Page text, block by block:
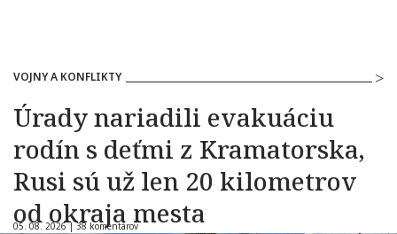
VOJNY A KONFLIKTY
Úrady nariadili evakuáciu
rodín s deťmi z Kramatorska,
Rusi sú už len 20 kilometrov
od okraja mesta
05. 08. 2026 |38 komentárov